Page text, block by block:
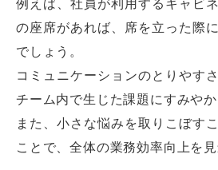
の座席があれば、席を立った際
でしょう。
コミュニケーションのとりやす
チーム内で生じた課題にすみやか
また、小さな悩みを取りこぼす
ことで、全体の業務効率向上を見